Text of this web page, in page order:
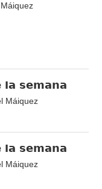
la semana
Máiquez
la semana
Máiquez